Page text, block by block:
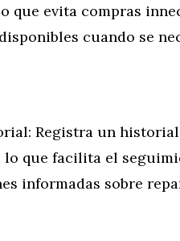
que evita compras
cuando se
Registra un
lo que facilita el
informadas sobre